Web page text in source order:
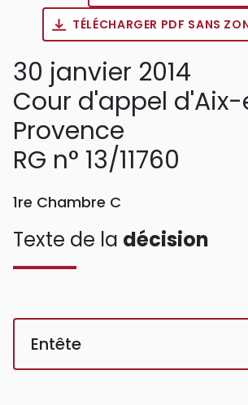
TÉLÉCHARGER PDF SANS
30 janvier 2014
Cour d'appel
Provence
RG n° 13/11760
1re Chambre C
Texte de la décision
Entête